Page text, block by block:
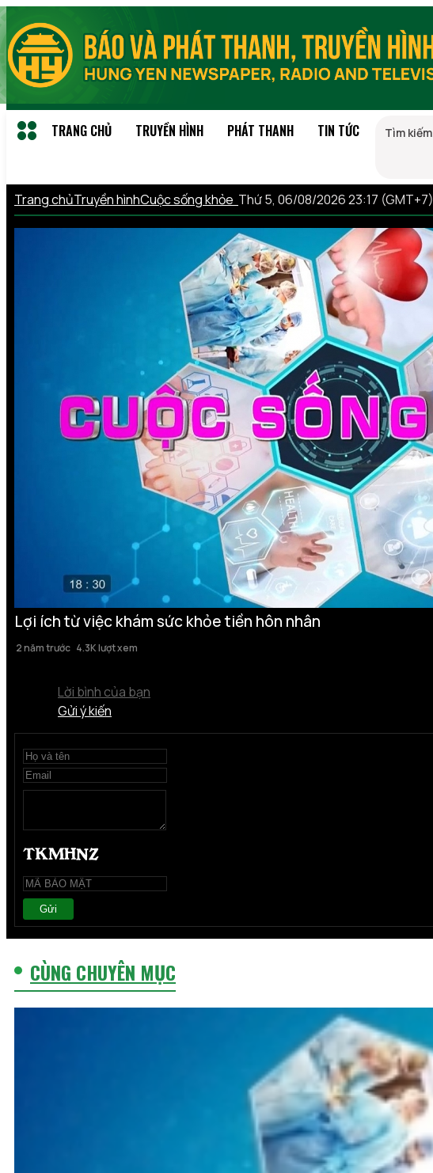
TRANG CHỦ TRUYỀN HÌNH PHÁT THANH TIN TỨC
Trang chủTruyền hìnhCuộc sống khỏe Thứ 5, 06/08/2026 23:17 (GMT+7)
Lợi ích từ việc khám sức khỏe tiền hôn nhân
2 năm trước 4.3K lượt xem
Lời bình của bạn
Gửi ý kiến
Gửi
CÙNG CHUYÊN MỤC